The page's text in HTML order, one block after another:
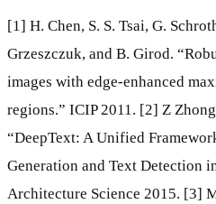
[1] H. Chen, S. S. Tsai, G.
Grzeszczuk, and B. Girod.
images with edge-enhanced
regions.” ICIP 2011. [2] Z
“DeepText: A Unified
Generation and Text Detection
Architecture Science 2015. [3]